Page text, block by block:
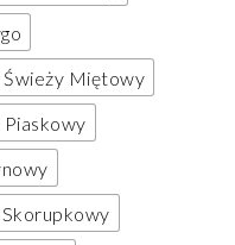
Świeży Miętowy
Piaskowy